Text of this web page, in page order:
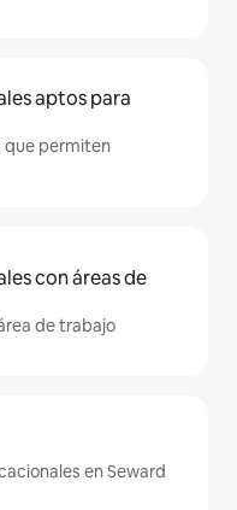
aptos para
que permiten
con áreas de
de trabajo
en Seward